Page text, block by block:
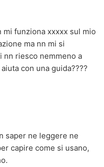
funziona xxxxx sul mio
ma nn mi si
nn riesco nemmeno a
con una guida????
saper ne leggere ne
capire come si usano,